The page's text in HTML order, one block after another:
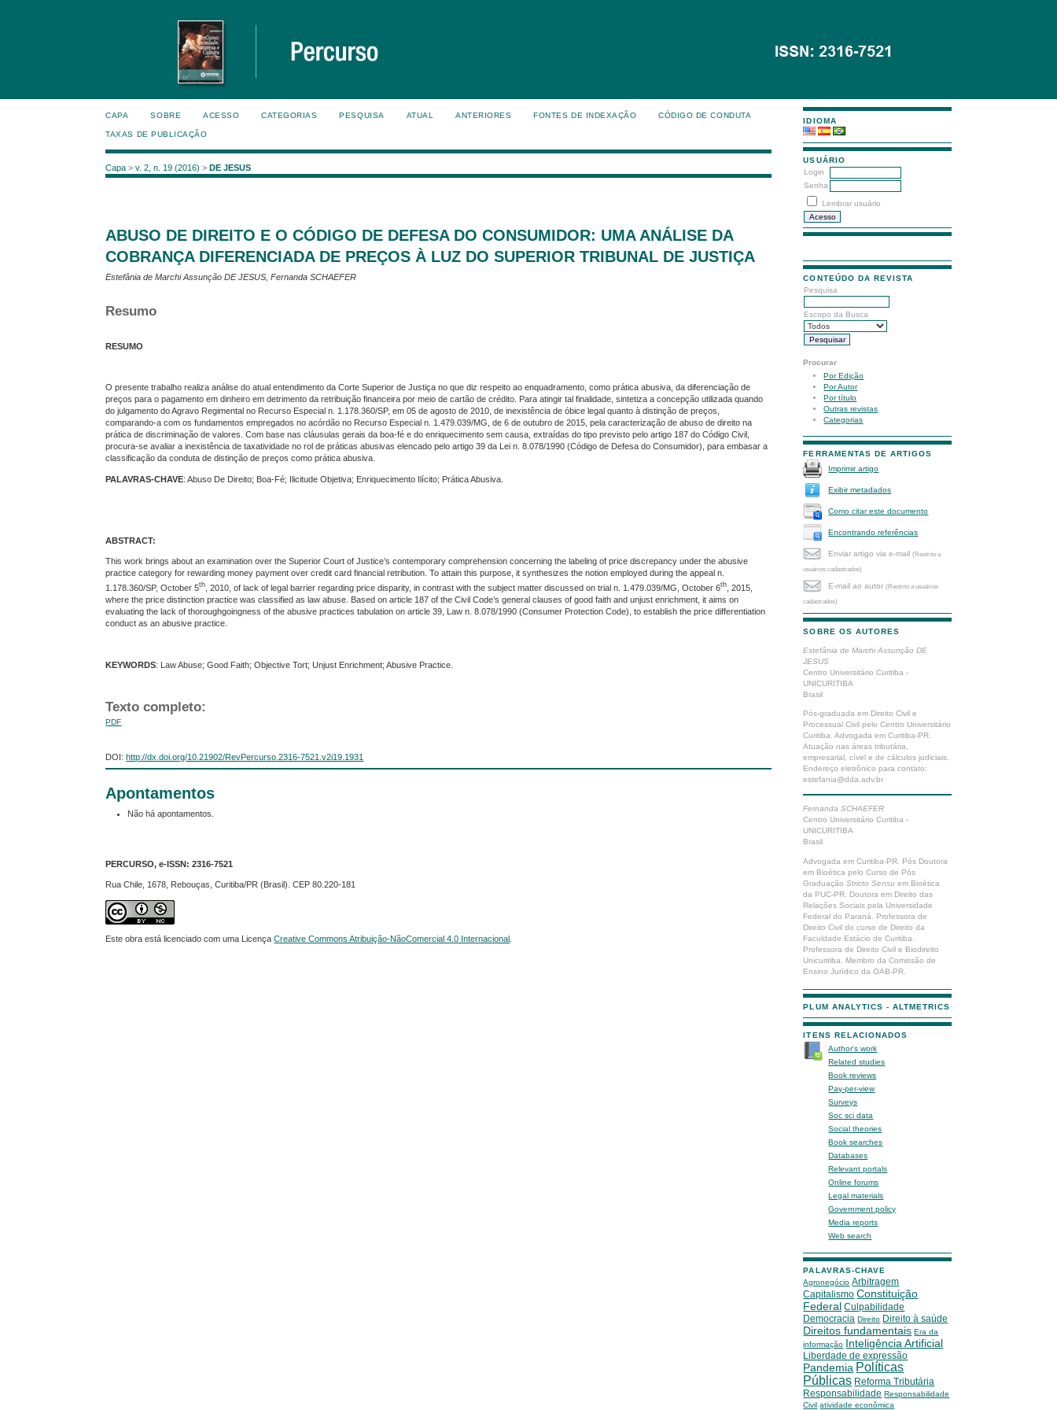
IDIOMA
USUÁRIO
Login
Senha
Lembrar usuário
CONTEÚDO DA REVISTA
Pesquisa
Escopo da Busca
Procurar
Por Edição
Por Autor
Por título
Outras revistas
Categorias
FERRAMENTAS DE ARTIGOS
Imprimir artigo
Exibir metadados
Como citar este documento
Encontrando referências
Enviar artigo via e-mail(Restrito a
usuários cadastrados)
E-mail ao autor(Restrito a usuários
cadastrados)
SOBRE OS AUTORES
Estefânia de Marchi Assunção DE
JESUS
Centro Universitário Curitiba -
UNICURITIBA
Brasil
Pós-graduada em Direito Civil e
Processual Civil pelo Centro Universitário
Curitiba. Advogada em Curitiba-PR.
Atuação nas áreas tributária,
empresarial, cível e de cálculos judiciais.
Endereço eletrônico para contato:
estefania@dda.adv.br
Fernanda SCHAEFER
Centro Universitário Curitiba -
UNICURITIBA
Brasil
Advogada em Curitiba-PR. Pós Doutora
em Bioética pelo Curso de Pós
GraduaçãoStricto Sensu em Bioética
da PUC-PR. Doutora em Direito das
Relações Sociais pela Universidade
Federal do Paraná. Professora de
Direito Civil do curso de Direito da
Faculdade Estácio de Curitiba.
Professora de Direito Civil e Biodireito
Unicuritiba. Membro da Comissão de
Ensino Jurídico da OAB-PR.
PLUM ANALYTICS - ALTMETRICS
ITENS RELACIONADOS
Author's work
Related studies
Book reviews
Pay-per-view
Surveys
Soc sci data
Social theories
Book searches
Databases
Relevant portals
Online forums
Legal materials
Government policy
Media reports
Web search
PALAVRAS-CHAVE
Agronegócio Arbitragem
Capitalismo Constituição
Federal Culpabilidade
Democracia Direito Direito à saúde
Direitos fundamentais Era da
informação Inteligência Artificial
Liberdade de expressão
Pandemia Políticas
Públicas Reforma Tributária
Responsabilidade Responsabilidade
Civil atividade econômica
CAPA SOBRE ACESSO CATEGORIAS PESQUISA ATUAL ANTERIORES FONTES DE INDEXAÇÃO CÓDIGO DE CONDUTA
TAXAS DE PUBLICAÇÃO
Capa >v. 2, n. 19 (2016) >DE JESUS
ABUSO DE DIREITO E O CÓDIGO DE DEFESA DO CONSUMIDOR: UMA ANÁLISE DA
COBRANÇA DIFERENCIADA DE PREÇOS À LUZ DO SUPERIOR TRIBUNAL DE JUSTIÇA
Estefânia de Marchi Assunção DE JESUS, Fernanda SCHAEFER
Resumo
RESUMO
O presente trabalho realiza análise do atual entendimento da Corte Superior de Justiça no que diz respeito ao enquadramento, como prática abusiva, da diferenciação de
preços para o pagamento em dinheiro em detrimento da retribuição financeira por meio de cartão de crédito. Para atingir tal finalidade, sintetiza a concepção utilizada quando
do julgamento do Agravo Regimental no Recurso Especial n. 1.178.360/SP, em 05 de agosto de 2010, de inexistência de óbice legal quanto à distinção de preços,
comparando-a com os fundamentos empregados no acórdão no Recurso Especial n. 1.479.039/MG, de 6 de outubro de 2015, pela caracterização de abuso de direito na
prática de discriminação de valores. Com base nas cláusulas gerais da boa-fé e do enriquecimento sem causa, extraídas do tipo previsto pelo artigo 187 do Código Civil,
procura-se avaliar a inexistência de taxatividade no rol de práticas abusivas elencado pelo artigo 39 da Lei n. 8.078/1990 (Código de Defesa do Consumidor), para embasar a
classificação da conduta de distinção de preços como prática abusiva.
PALAVRAS-CHAVE: Abuso De Direito; Boa-Fé; Ilicitude Objetiva; Enriquecimento Ilícito; Prática Abusiva.
ABSTRACT:
This work brings about an examination over the Superior Court of Justice’s contemporary comprehension concerning the labeling of price discrepancy under the abusive
practice category for rewarding money payment over credit card financial retribution. To attain this purpose, it synthesizes the notion employed during the appeal n.
1.178.360/SP, October 5th , 2010, of lack of legal barrier regarding price disparity, in contrast with the subject matter discussed on trial n. 1.479.039/MG, October 6th , 2015,
where the price distinction practice was classified as law abuse. Based on article 187 of the Civil Code’s general clauses of good faith and unjust enrichment, it aims on
evaluating the lack of thoroughgoingness of the abusive practices tabulation on article 39, Law n. 8.078/1990 (Consumer Protection Code), to establish the price differentiation
conduct as an abusive practice.
KEYWORDS: Law Abuse; Good Faith; Objective Tort; Unjust Enrichment; Abusive Practice.
Texto completo:
PDF
DOI: http://dx.doi.org/10.21902/RevPercurso.2316-7521.v2i19.1931
Apontamentos
Não há apontamentos.
PERCURSO, e-ISSN:2316-7521
Rua Chile, 1678, Rebouças, Curitiba/PR (Brasil). CEP 80.220-181
Este obra está licenciado com uma LicençaCreative Commons Atribuição-NãoComercial 4.0 Internacional